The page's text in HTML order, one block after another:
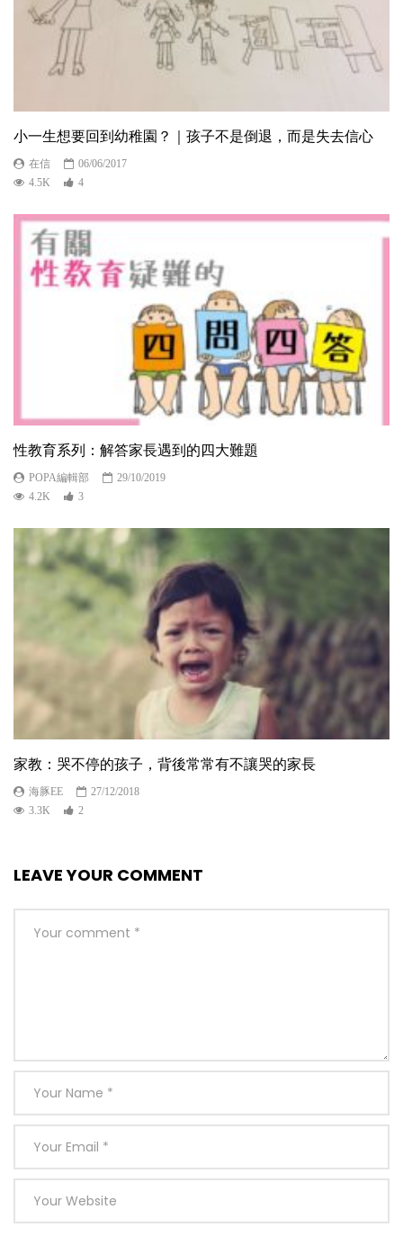
小一生想要回到幼稚園？｜孩子不是倒退，而是失去信心
在信
06/06/2017
4.5K
4
性教育系列：解答家長遇到的四大難題
POPA編輯部
29/10/2019
4.2K
3
家教：哭不停的孩子，背後常常有不讓哭的家長
海豚EE
27/12/2018
3.3K
2
LEAVE YOUR COMMENT